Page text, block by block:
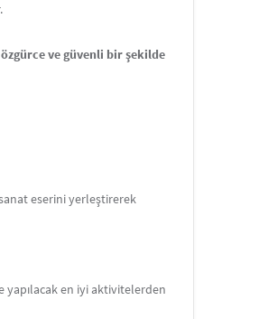
özgürce ve güvenli bir şekilde
eserini yerleştirerek
en iyi aktivitelerden